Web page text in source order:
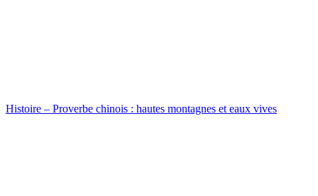
Histoire – Proverbe chinois : hautes montagnes et eaux vives